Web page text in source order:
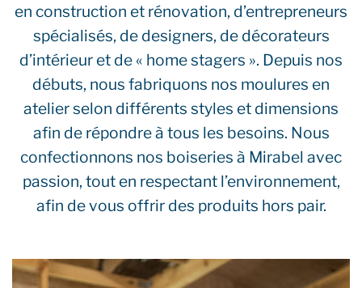
en construction et rénovation, d’entrepreneurs
spécialisés, de designers, de décorateurs
d’intérieur et de « home stagers ». Depuis nos
débuts, nous fabriquons nos moulures en
atelier selon différents styles et dimensions
afin de répondre à tous les besoins. Nous
confectionnons nos boiseries à Mirabel avec
passion, tout en respectant l’environnement,
afin de vous offrir des produits hors pair.